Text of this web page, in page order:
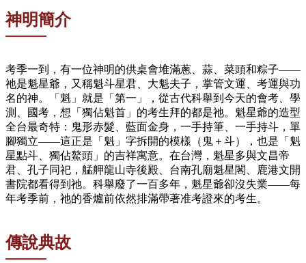
神明簡介
考季一到，有一位神明的供桌會堆滿蔥、蒜、菜頭和粽子——
祂是魁星爺，又稱魁斗星君、大魁夫子，掌管文運、考運與功
名的神。「魁」就是「第一」，從古代科舉到今天的會考、學
測、國考，想「獨佔魁首」的考生拜的都是祂。魁星爺的造型
全台最奇特：鬼形赤髮、藍面金身，一手持筆、一手持斗，單
腳獨立——這正是「魁」字拆開的模樣（鬼＋斗），也是「魁
星點斗、獨佔鰲頭」的吉祥寓意。在台灣，魁星多與文昌帝
君、孔子同祀，艋舺龍山寺後殿、台南孔廟魁星閣、鹿港文開
書院都看得到祂。科舉廢了一百多年，魁星爺卻沒失業——每
年考季前，祂的香爐前依然排滿帶著准考證來的考生。
傳說典故